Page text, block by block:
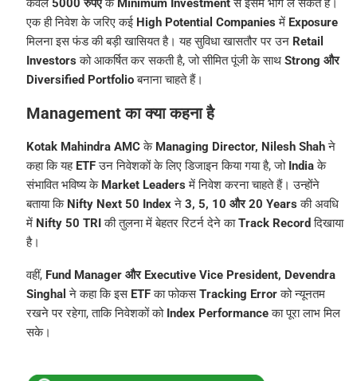
केवल 5000 रुपएके Minimum Investmentसे इसमें भाग ले सकते हैं।
एक ही निवेश के जरिए कई High Potential Companies में Exposure
मिलना इस फंड की बड़ी खासियत है। यह सुविधा खासतौर पर उन Retail
Investors को आकर्षित कर सकती है, जो सीमित पूंजी के साथ Strong और
Diversified Portfolioबनाना चाहते हैं।
Management का क्या कहना है
Kotak Mahindra AMCके Managing Director, Nilesh Shahने
कहा कि यह ETFउन निवेशकों के लिए डिजाइन किया गया है, जो Indiaके
संभावित भविष्य के Market Leaders में निवेश करना चाहते हैं। उन्होंने
बताया कि Nifty Next 50 Indexने 3, 5, 10 और 20 Years की अवधि
में Nifty 50 TRIकी तुलना में बेहतर रिटर्न देने काTrack Record दिखाया
है।
वहीं, Fund Manager और Executive Vice President, Devendra
Singhal ने कहा कि इस ETFका फोकसTracking Errorको न्यूनतम
रखने पर रहेगा, ताकि निवेशकों को Index Performanceका पूरा लाभ मिल
सके।